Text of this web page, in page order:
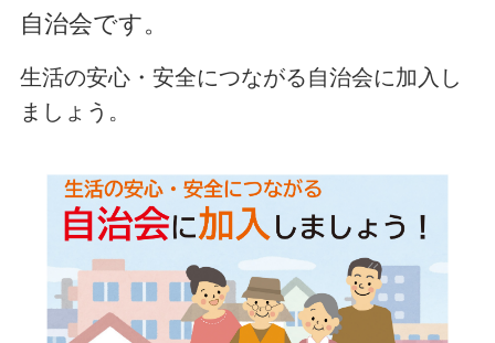
自治会です。
生活の安心・安全につながる自治会に加入し
ましょう。